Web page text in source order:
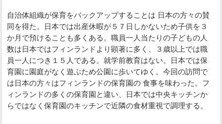
自治体組織が保育をバックアップすることは 日本の方々の賛
同を得た。日本では出産休暇が５７日しかないため子供を３
か月で預けることも多くある。職員一人当たりの子どもの人
数は日本ではフィンランドより顕著に多く、３歳以上では職
員一人につき１５人である。就学前教育はない。日本では保
育園に園庭がなく遊ぶため公園に歩いてゆく。今回の訪問で
は日本の方々はフィンランドの保育園の 食事を味わった。フ
ィンランドの多くの保育園と違い、日本では中央キッチンか
らではなく保育園のキッチンで近隣の食材重視で調理する。